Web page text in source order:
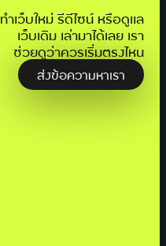
ทำเว็บใหม่ รีดีไซน์ หรือดูแล
เว็บเดิม เล่ามาได้เลย เรา
ช่วยดูว่าควรเริ่มตรงไหน
ส่งข้อความหาเรา